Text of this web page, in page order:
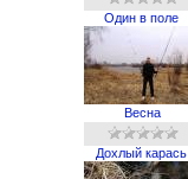
Один в поле
Весна
Дохлый карась